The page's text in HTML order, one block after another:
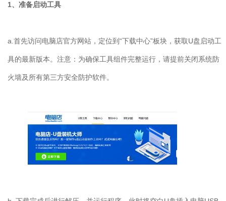
1、准备启动工具
a.首先访问电脑店官方网站，定位到“下载中心”板块，获取U盘启动工
具的最新版本。注意：为确保工具组件完整运行，请提前关闭系统防
火墙及所有第三方安全防护软件。